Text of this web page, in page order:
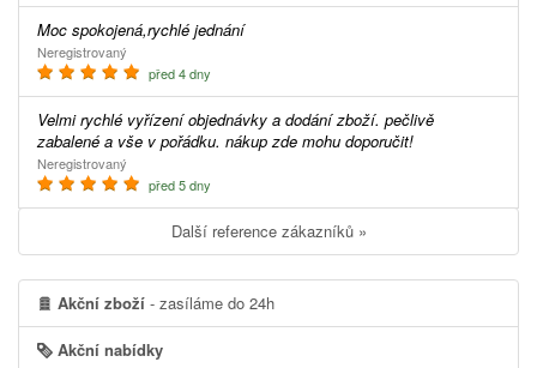
Moc spokojená,rychlé jednání
Neregistrovaný
před 4 dny
Velmi rychlé vyřízení objednávky a dodání zboží. pečlivě
zabalené a vše v pořádku. nákup zde mohu doporučit!
Neregistrovaný
před 5 dny
Další reference zákazníků »
Akční zboží - zasíláme do 24h
Akční nabídky